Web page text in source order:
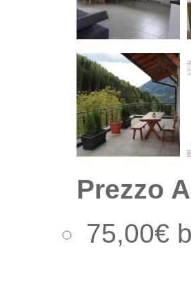
Prezzo
75,00€